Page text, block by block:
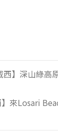
西】深山綠高
】來Losari